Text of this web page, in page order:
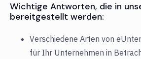
Wichtige Antworten, die in
bereitgestellt werden:
Verschiedene Arten von
für Ihr Unternehmen in